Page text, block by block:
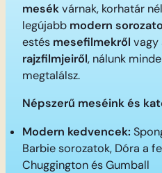
mesékvárnak, korhatár
legújabb modern
estés mesefilmekről vagy
rajzfilmjeiről, nálunk
megtalálsz.
Népszerű meséink és
Modern kedvencek:
Barbie sorozatok, Dóra a
Chuggington és Gumball